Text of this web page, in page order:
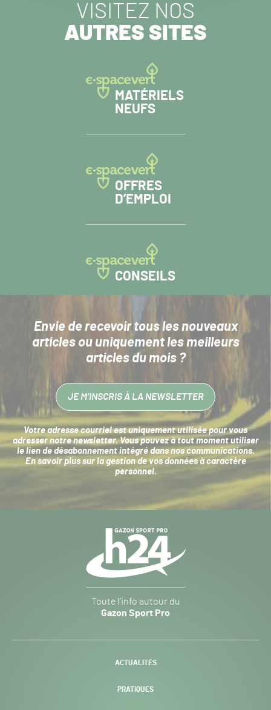
VISITEZ NOS
AUTRES SITES
MATÉRIELS
NEUFS
OFFRES
D’EMPLOI
CONSEILS
Envie de recevoir tous les nouveaux
articlesou uniquement les meilleurs
articles du mois ?
JE M’INSCRIS À LA NEWSLETTER
Votre adresse courriel est uniquement utilisée pour vous
adresser notre newsletter. Vous pouvez à tout moment utiliser
le lien de désabonnement intégré dans nos communications.
En savoir plus sur la gestion de vos données à caractère
personnel.
Sport
Pro
-
Toute l’info autour du
Gazon Sport Pro
ACTUALITÉS
PRATIQUES